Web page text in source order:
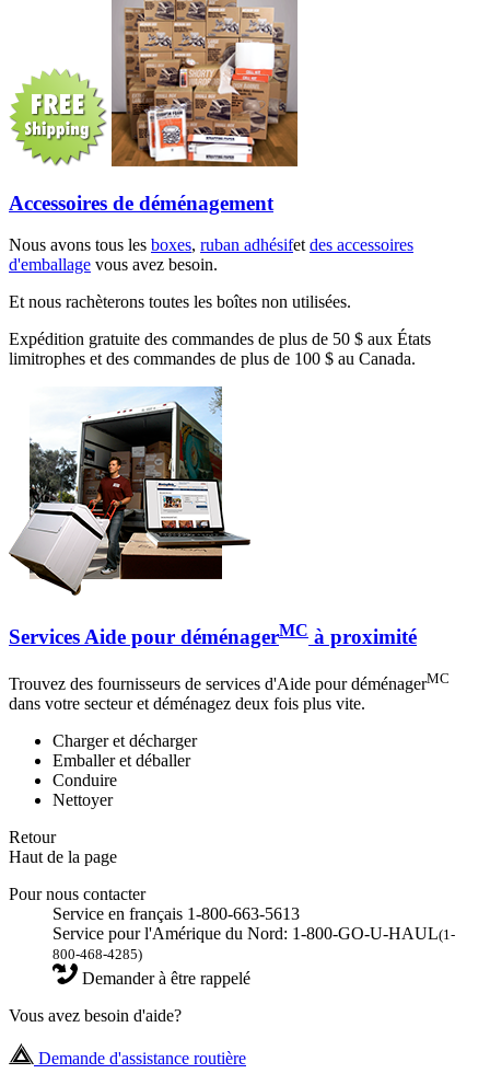
Accessoires de déménagement
Nous avons tous les boxes, ruban adhésifetdes accessoires
d'emballage vous avez besoin.
Et nous rachèterons toutes les boîtes non utilisées.
Expédition gratuite des commandes de plus de 50 $ aux États
limitrophes et des commandes de plus de 100 $ au Canada.
Services Aide pour déménagerMC à proximité
Trouvez des fournisseurs de services d'Aide pour déménagerMC
dans votre secteur et déménagez deux fois plus vite.
Charger et décharger
Emballer et déballer
Conduire
Nettoyer
Retour
Haut de la page
Pour nous contacter
Service en français 1-800-663-5613
Service pour l'Amérique du Nord: 1-800-GO-U-HAUL(1-
800-468-4285)
Demander à être rappelé
Vous avez besoin d'aide?
Demande d'assistance routière